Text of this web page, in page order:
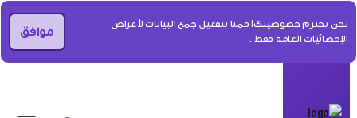
نحن نحترم خصوصيتك! قمنا بتفعيل جمع البيانات لأغراض
الإحصائيات العامة فقط .
موافق